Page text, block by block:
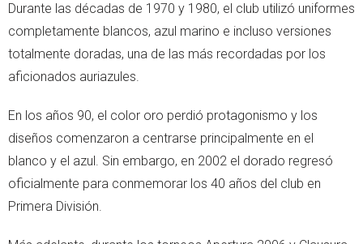
Durante las décadas de 1970 y 1980, el club utilizó uniformes
completamente blancos, azul marino e incluso versiones
totalmente doradas, una de las más recordadas por los
aficionados auriazules.
En los años 90, el color oro perdió protagonismo y los
diseños comenzaron a centrarse principalmente en el
blanco y el azul. Sin embargo, en 2002 el dorado regresó
oficialmente para conmemorar los 40 años del club en
Primera División.